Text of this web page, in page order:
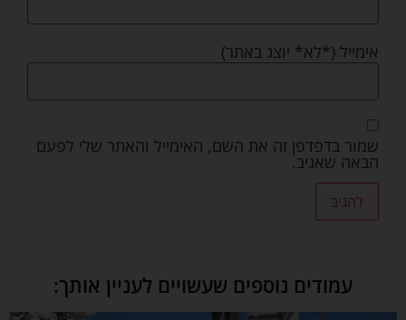
אימייל (*לא* יוצג באתר)
שמור בדפדפן זה את השם, האימייל והאתר שלי לפעם
הבאה שאגיב.
עמודים נוספים שעשויים לעניין אותך: